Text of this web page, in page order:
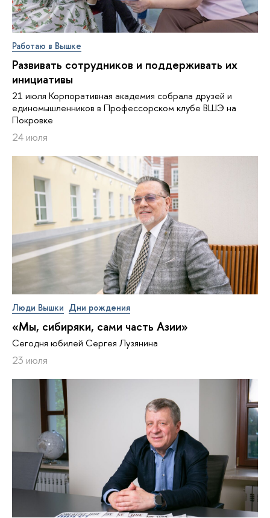
Работаю в Вышке
Развивать сотрудников и поддерживать их
инициативы
21 июля Корпоративная академия собрала друзей и
единомышленников в Профессорском клубе ВШЭ на
Покровке
24 июля
Люди Вышки Дни рождения
«Мы, сибиряки, сами часть Азии»
Сегодня юбилей Сергея Лузянина
23 июля